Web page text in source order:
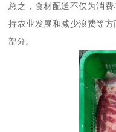
总之，食材配送不仅为消
持农业发展和减少浪费等
部分。